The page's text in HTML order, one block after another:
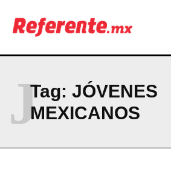
Tag: JÓVENES
MEXICANOS
J